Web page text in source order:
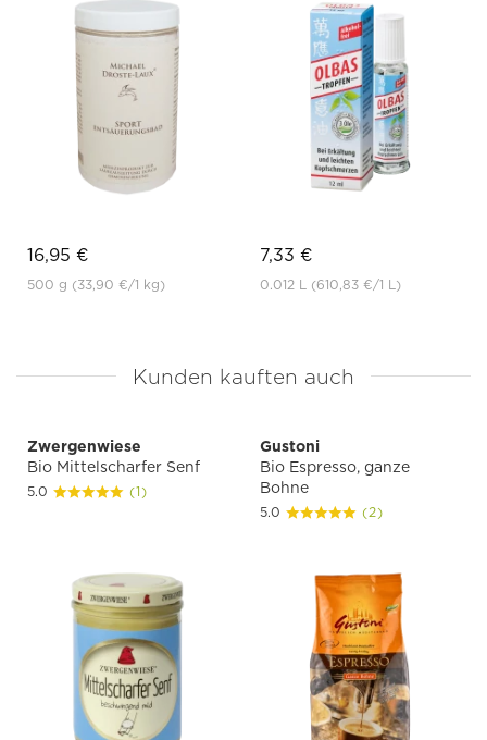
16,95 €
500 g (33,90 €/1 kg)
7,33 €
0.012 L (610,83 €/1 L)
Kunden kauften auch
Zwergenwiese
Bio Mittelscharfer Senf
5.0 (1)
Gustoni
Bio Espresso, ganze
Bohne
5.0 (2)